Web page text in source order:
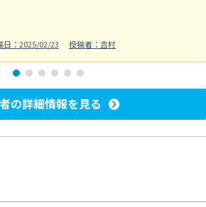
日：2025/02/23 投稿者：吉村
の詳細情報を見る